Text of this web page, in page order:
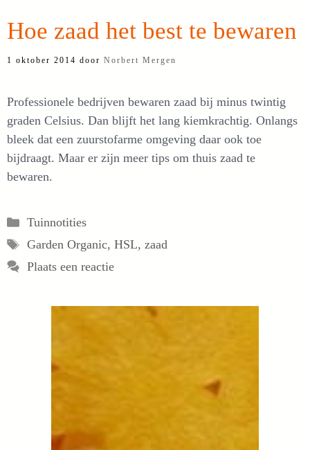
Hoe zaad het best te bewaren
1 oktober 2014 door Norbert Mergen
Professionele bedrijven bewaren zaad bij minus twintig
graden Celsius. Dan blijft het lang kiemkrachtig. Onlangs
bleek dat een zuurstofarme omgeving daar ook toe
bijdraagt. Maar er zijn meer tips om thuis zaad te
bewaren.
Categorieën
Tuinnotities
Tags
Garden Organic, HSL, zaad
Plaats een reactie